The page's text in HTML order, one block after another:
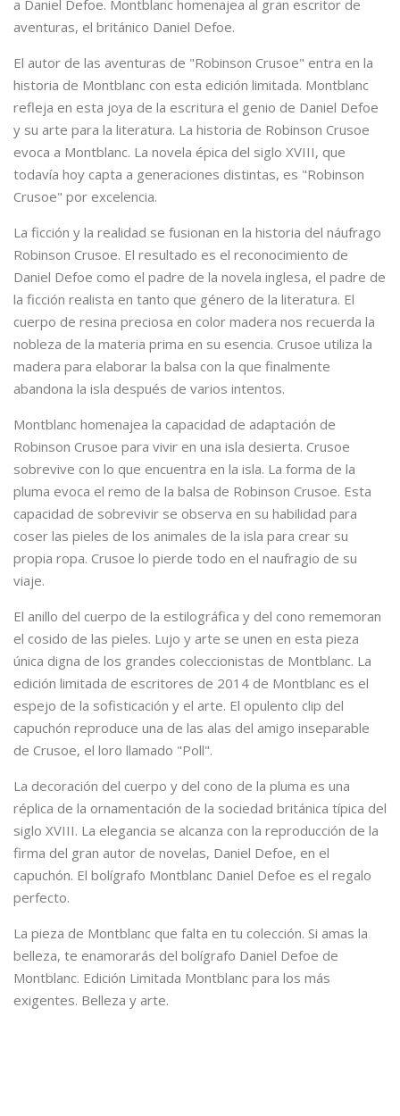
a Daniel Defoe. Montblanc homenajea al gran escritor de
aventuras, el británico Daniel Defoe.
El autor de las aventuras de "Robinson Crusoe" entra en la
historia de Montblanc con esta edición limitada. Montblanc
refleja en esta joya de la escritura el genio de Daniel Defoe
y su arte para la literatura. La historia de Robinson Crusoe
evoca a Montblanc. La novela épica del siglo XVIII, que
todavía hoy capta a generaciones distintas, es "Robinson
Crusoe" por excelencia.
La ficción y la realidad se fusionan en la historia del náufrago
Robinson Crusoe. El resultado es el reconocimiento de
Daniel Defoe como el padre de la novela inglesa, el padre de
la ficción realista en tanto que género de la literatura. El
cuerpo de resina preciosa en color madera nos recuerda la
nobleza de la materia prima en su esencia. Crusoe utiliza la
madera para elaborar la balsa con la que finalmente
abandona la isla después de varios intentos.
Montblanc homenajea la capacidad de adaptación de
Robinson Crusoe para vivir en una isla desierta. Crusoe
sobrevive con lo que encuentra en la isla. La forma de la
pluma evoca el remo de la balsa de Robinson Crusoe. Esta
capacidad de sobrevivir se observa en su habilidad para
coser las pieles de los animales de la isla para crear su
propia ropa. Crusoe lo pierde todo en el naufragio de su
viaje.
El anillo del cuerpo de la estilográfica y del cono rememoran
el cosido de las pieles. Lujo y arte se unen en esta pieza
única digna de los grandes coleccionistas de Montblanc. La
edición limitada de escritores de 2014 de Montblanc es el
espejo de la sofisticación y el arte. El opulento clip del
capuchón reproduce una de las alas del amigo inseparable
de Crusoe, el loro llamado "Poll".
La decoración del cuerpo y del cono de la pluma es una
réplica de la ornamentación de la sociedad británica típica del
siglo XVIII. La elegancia se alcanza con la reproducción de la
firma del gran autor de novelas, Daniel Defoe, en el
capuchón. El bolígrafo Montblanc Daniel Defoe es el regalo
perfecto.
La pieza de Montblanc que falta en tu colección. Si amas la
belleza, te enamorarás del bolígrafo Daniel Defoe de
Montblanc. Edición Limitada Montblanc para los más
exigentes. Belleza y arte.